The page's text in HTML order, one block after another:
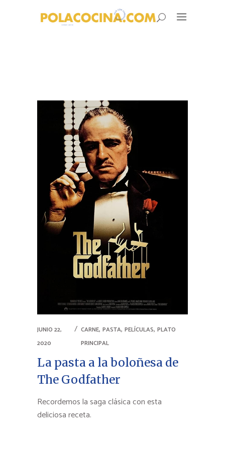
JUNIO 22,
2020
CARNE, PASTA, PELÍCULAS, PLATO
PRINCIPAL
La pasta a la boloñesa de
The Godfather
Recordemos la saga clásica con esta
deliciosa receta.